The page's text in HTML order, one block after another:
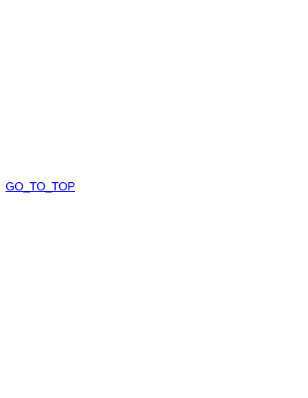
GO_TO_TOP